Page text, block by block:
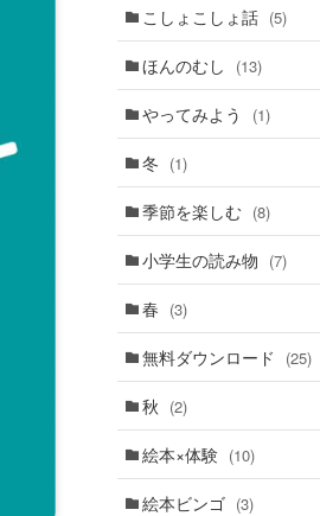
こしょこしょ話 (5)
ほんのむし (13)
やってみよう (1)
冬 (1)
季節を楽しむ (8)
小学生の読み物 (7)
春 (3)
無料ダウンロード (25)
秋 (2)
絵本×体験 (10)
絵本ビンゴ (3)